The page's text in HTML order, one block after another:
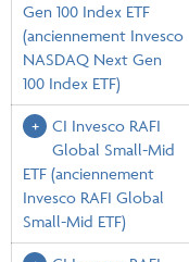
Gen 100 Index ETF
(anciennement Invesco
NASDAQ Next Gen
100 Index ETF)
CI Invesco RAFI
Global Small-Mid
ETF (anciennement
Invesco RAFI Global
Small-Mid ETF)